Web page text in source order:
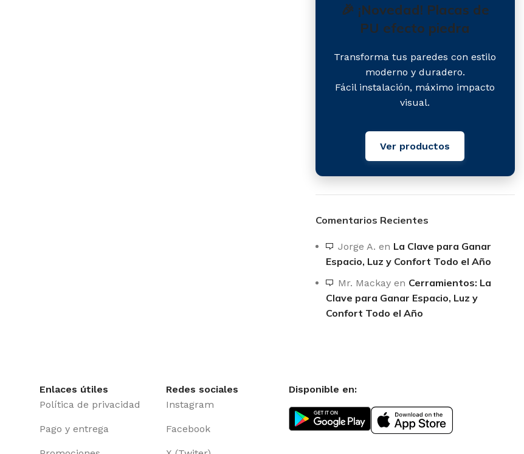
🎉 ¡Novedad! Placas de
PU efecto piedra
Transforma tus paredes con estilo
moderno y duradero.
Fácil instalación, máximo impacto
visual.
Ver productos
Comentarios Recientes
Jorge A. en La Clave para Ganar
Espacio, Luz y Confort Todo el Año
Mr. Mackayen Cerramientos: La
Clave para Ganar Espacio, Luz y
Confort Todo el Año
Enlaces útiles
Política de privacidad
Pago y entrega
Redes sociales
Instagram
Facebook
Disponible en: